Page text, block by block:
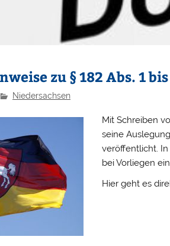
zu § 182 Abs. 1
Niedersachsen
Mit Schreiben
seine
veröffentlicht.
bei Vorliegen
Hier geht es